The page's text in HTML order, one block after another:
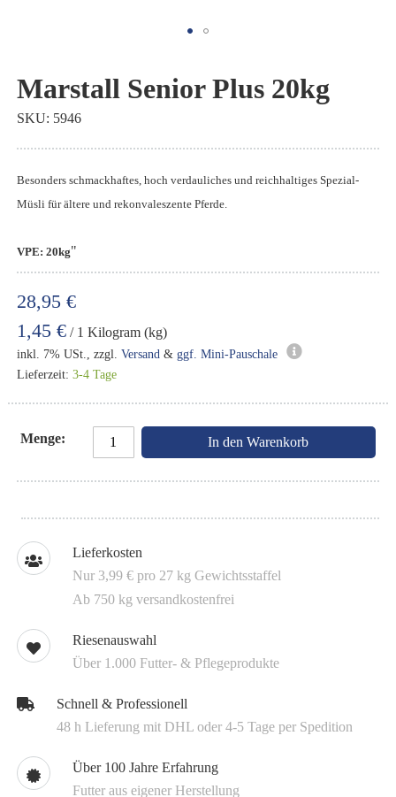
Anfang
der
Bildgalerie
springen
Marstall Senior Plus 20kg
28,95 €
1,45 € / 1 Kilogram (kg)
inkl. 7% USt., zzgl.Versand &ggf. Mini-Pauschale
Lieferzeit:3-4 Tage
Menge In den Warenkorb
Besonders schmackhaftes, hoch verdauliches und reichhaltiges Spezial-
Müsli für ältere und rekonvaleszente Pferde.
VPE: 20kg"
SKU 5946
Lieferkosten
Nur 3,99 € pro 27 kg Gewichtsstaffel
Ab 750 kg versandkostenfrei
Riesenauswahl
Über 1.000 Futter- & Pflegeprodukte
Schnell & Professionell
48 h Lieferung mit DHL oder 4-5 Tage per Spedition
Über 100 Jahre Erfahrung
Futter aus eigener Herstellung